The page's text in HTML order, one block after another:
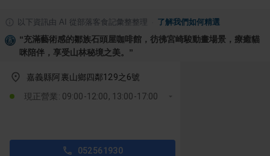
以下資訊由 AI 從部落客食記彙整整理 了解我們如何精選
“充滿藝術感的鄒族石頭屋咖啡館，彷彿宮崎駿動畫場景，療癒貓
咪陪伴，享受山林秘境之美。 ”
嘉義縣阿裏山鄉四鄰129之6號
現正營業: 09:00-12:00, 13:00-17:00
052561930